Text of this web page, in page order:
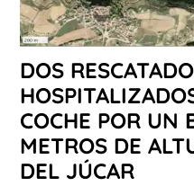
DOS
COCHE POR UN
METROS DE
DEL JÚCAR